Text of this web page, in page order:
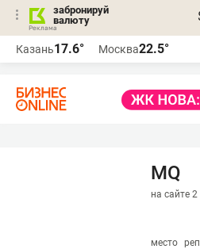
забронируй
валюту
Казань17.6° Москва22.5°
MQ
на сайте
место